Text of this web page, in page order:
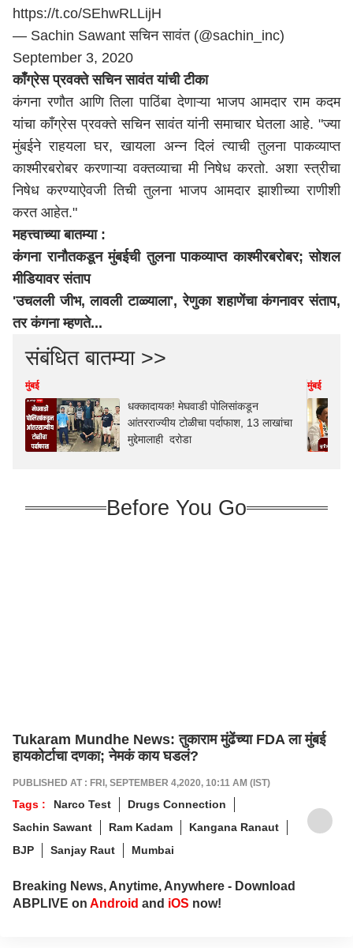
https://t.co/SEhwRLLijH
— Sachin Sawant सचिन सावंत (@sachin_inc)
September 3, 2020
काँग्रेस प्रवक्ते सचिन सावंत यांची टीका
कंगना रणौत आणि तिला पाठिंबा देणाऱ्या भाजप आमदार राम कदम
यांचा काँग्रेस प्रवक्ते सचिन सावंत यांनी समाचार घेतला आहे. "ज्या
मुंबईने राहयला घर, खायला अन्न दिलं त्याची तुलना पाकव्याप्त
काश्मीरबरोबर करणाऱ्या वक्तव्याचा मी निषेध करतो. अशा स्त्रीचा
निषेध करण्याऐवजी तिची तुलना भाजप आमदार झाशीच्या राणीशी
करत आहेत."
महत्त्वाच्या बातम्या :
कंगना रानौतकडून मुंबईची तुलना पाकव्याप्त काश्मीरबरोबर; सोशल
मीडियावर संताप
'उचलली जीभ, लावली टाळ्याला', रेणुका शहाणेंचा कंगनावर संताप,
तर कंगना म्हणते...
संबंधित बातम्या >>
मुंबई
धक्कादायक! मेघवाडी पोलिसांकडून
आंतरराज्यीय टोळीचा पर्दाफाश, 13 लाखांचा
मुद्देमालाही दरोडा
मुंबई
Before You Go
Tukaram Mundhe News: तुकाराम मुंढेंच्या FDA ला मुंबई
हायकोर्टाचा दणका; नेमकं काय घडलं?
PUBLISHED AT : FRI, SEPTEMBER 4,2020, 10:11 AM (IST)
Tags : Narco Test
Drugs Connection
Sachin Sawant
Ram Kadam
Kangana Ranaut
BJP
Sanjay Raut Mumbai
Breaking News, Anytime, Anywhere - Download
ABPLIVE on Android and iOS now!